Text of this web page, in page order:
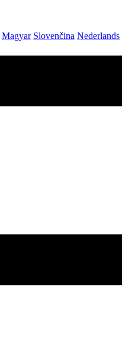
Magyar Slovenčina Nederlands